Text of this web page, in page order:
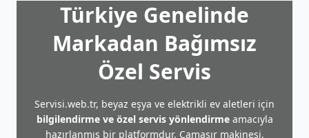
Türkiye Genelinde
Markadan Bağımsız
Özel Servis
Servisi.web.tr, beyaz eşya ve elektrikli ev aletleri için
bilgilendirme ve özel servis yönlendirmeamacıyla
hazırlanmış bir platformdur. Çamaşır makinesi,